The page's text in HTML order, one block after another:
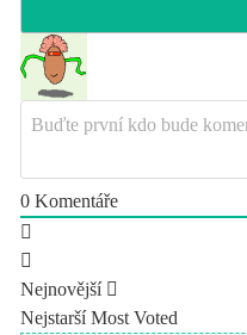
0 Komentáře
Nejnovější
Nejstarší Most Voted